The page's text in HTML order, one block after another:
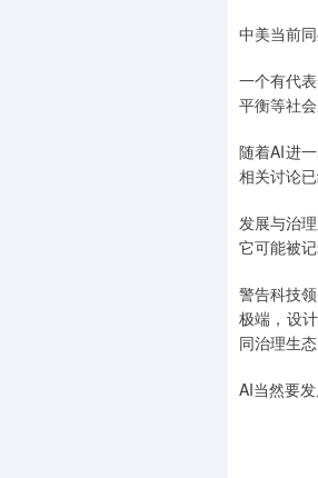
中美当前
一个有代
平衡等社
随着AI进
相关讨论
发展与治
它可能被
警告科技
极端，设
同治理生
AI当然要